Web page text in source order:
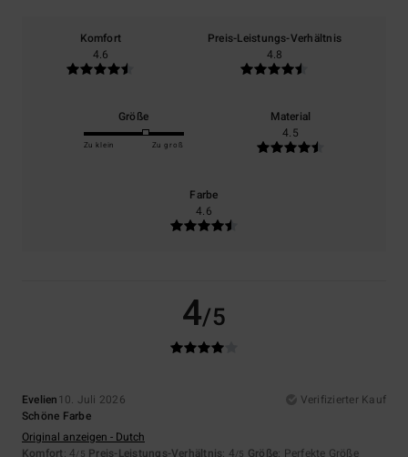
Komfort
4.6
Preis-Leistungs-Verhältnis
4.8
Größe
Zu klein Zu groß
Material
4.5
Farbe
4.6
4/5
Evelien 10. Juli 2026
Verifizierter Kauf
Schöne Farbe
Original anzeigen - Dutch
Komfort: 4/5 Preis-Leistungs-Verhältnis: 4/5 Größe: Perfekte Größe